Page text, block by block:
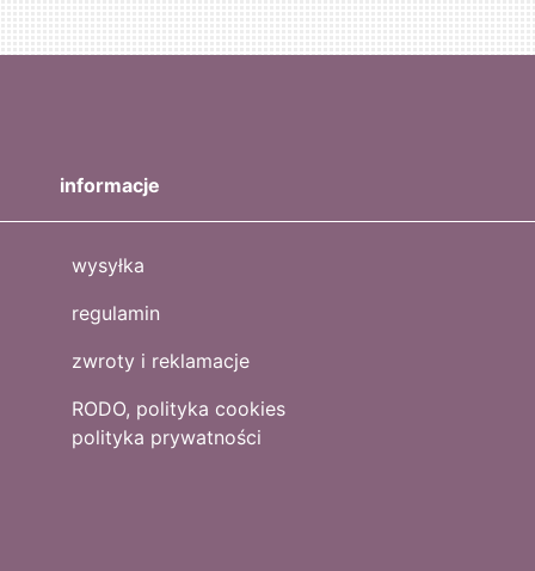
informacje
wysyłka
regulamin
zwroty i reklamacje
RODO, polityka cookies
polityka prywatności